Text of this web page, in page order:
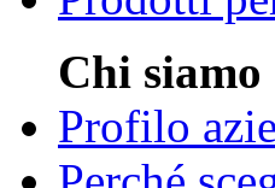
Chi siamo
Profilo